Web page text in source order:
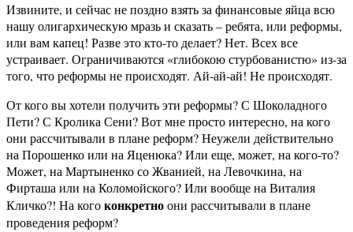
Извините, и сейчас не поздно взять за финансовые яйца всю
нашу олигархическую мразь и сказать – ребята, или реформы,
или вам капец! Разве это кто-то делает? Нет. Всех все
устраивает. Ограничиваются «глибокою стурбованистю» из-за
того, что реформы не происходят. Ай-ай-ай! Не происходят.
От кого вы хотели получить эти реформы? С Шоколадного
Пети? С Кролика Сени? Вот мне просто интересно, на кого
они рассчитывали в плане реформ? Неужели действительно
на Порошенко или на Яценюка? Или еще, может, на кого-то?
Может, на Мартыненко со Жванией, на Левочкина, на
Фирташа или на Коломойского? Или вообще на Виталия
Кличко?! На когоконкретноони рассчитывали в плане
проведения реформ?